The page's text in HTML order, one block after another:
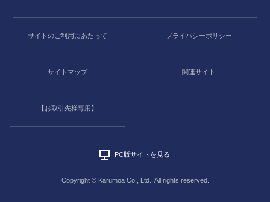
サイトのご利用にあたって プライバシーポリシー
サイトマップ 関連サイト
【お取引先様専用】
PC版サイトを見る
Copyright © Karumoa Co., Ltd.. All rights reserved.